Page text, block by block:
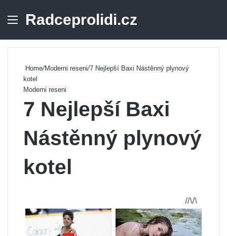
Menu
Radceprolidi.cz
Home/Moderni reseni/7 Nejlepší Baxi Nástěnný plynový
kotel
Moderni reseni
7 Nejlepší Baxi
Nástěnný plynový
kotel